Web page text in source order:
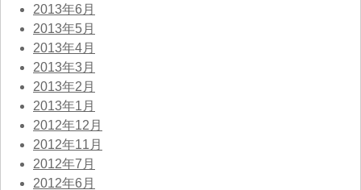
2013年6月
2013年5月
2013年4月
2013年3月
2013年2月
2013年1月
2012年12月
2012年11月
2012年7月
2012年6月